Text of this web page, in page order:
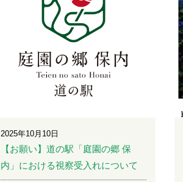
2025年10月10日
【お願い】道の駅「庭園の郷 保
内」における視察受入れについて